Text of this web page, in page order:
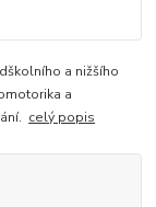
a nižšího
a
celý popis